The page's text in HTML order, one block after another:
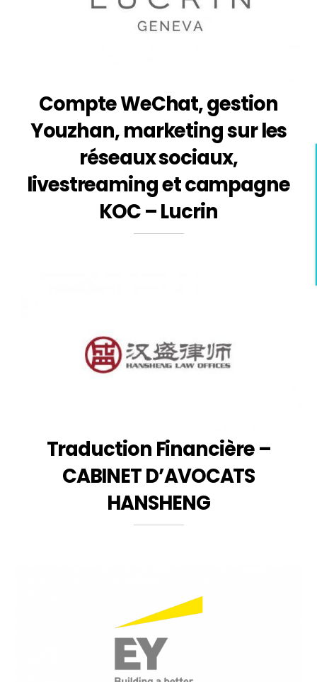
Compte WeChat, gestion
Youzhan, marketing sur les
réseaux sociaux,
livestreaming et campagne
KOC – Lucrin
Traduction Financière –
CABINET D’AVOCATS
HANSHENG